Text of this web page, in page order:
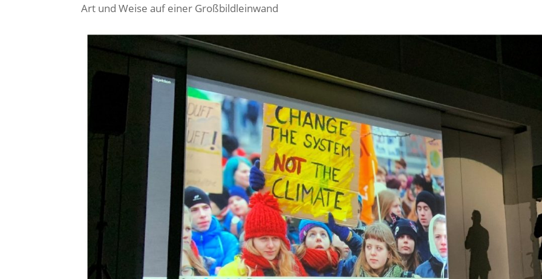
Art und Weise auf einer Großbildleinwand